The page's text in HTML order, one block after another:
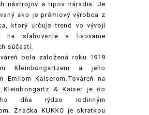
nástrojov a tipov náradia. Je
ako je prémiový výrobca z
ktorý určuje trend vo vývoji
na sťahovanie a lisovanie
súčastí.
bola založená roku 1919
Kleinbongartzem a jeho
Emilom Kaiserom.Továreň na
Kleinbongartz & Kaiser je do
dňa rýdzo rodinným
Značka KUKKO je skratkou